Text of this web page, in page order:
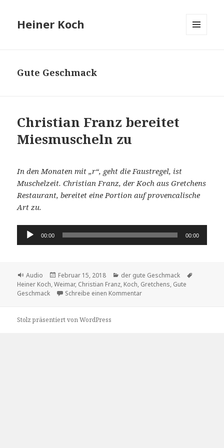
Heiner Koch
Gute Geschmack
Christian Franz bereitet
Miesmuscheln zu
In den Monaten mit „r“, geht die Faustregel, ist
Muschelzeit. Christian Franz, der Koch aus Gretchens
Restaurant, bereitet eine Portion auf provencalische
Art zu.
Audio-
00:00 00:00
Format
Audio
Veröffentlicht
am
Februar 15, 2018 Kategorien
der gute Geschmack
Heiner Koch,Weimar, Christian Franz, Koch, Gretchens, Gute
Geschmack
Schreibe einen Kommentarzu Christian Franz bereitet
Stolz präsentiert von WordPress